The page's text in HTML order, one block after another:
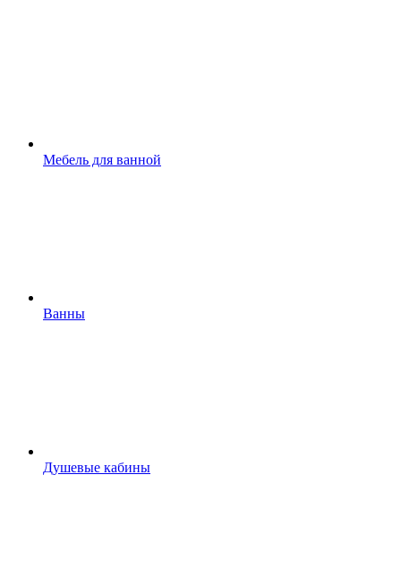
Мебель для ванной
Ванны
Душевые кабины